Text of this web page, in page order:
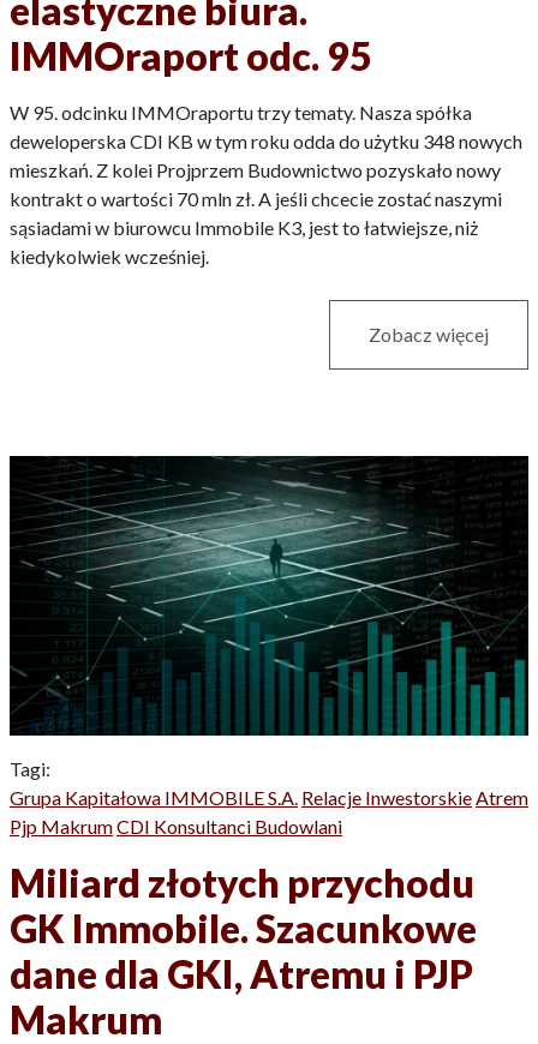
elastyczne biura.
IMMOraport odc. 95
W 95. odcinku IMMOraportu trzy tematy. Nasza spółka
deweloperska CDI KB w tym roku odda do użytku 348 nowych
mieszkań. Z kolei Projprzem Budownictwo pozyskało nowy
kontrakt o wartości 70 mln zł. A jeśli chcecie zostać naszymi
sąsiadami w biurowcu Immobile K3, jest to łatwiejsze, niż
kiedykolwiek wcześniej.
Zobacz więcej
Tagi:
Grupa Kapitałowa IMMOBILE S.A. Relacje Inwestorskie Atrem
Pjp MakrumCDI Konsultanci Budowlani
Miliard złotych przychodu
GK Immobile. Szacunkowe
dane dla GKI, Atremu i PJP
Makrum